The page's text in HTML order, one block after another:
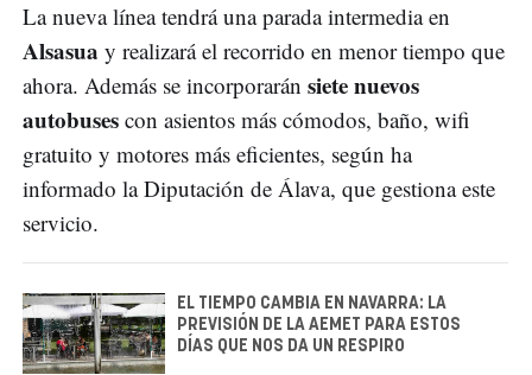
La nueva línea tendrá una parada intermedia en
Alsasua y realizará el recorrido en menor tiempo que
ahora. Además se incorporarán siete nuevos
autobuses con asientos más cómodos, baño, wifi
gratuito y motores más eficientes, según ha
informado la Diputación de Álava, que gestiona este
servicio.
EL TIEMPO CAMBIA EN NAVARRA: LA
PREVISIÓN DE LA AEMET PARA ESTOS
DÍAS QUE NOS DA UN RESPIRO